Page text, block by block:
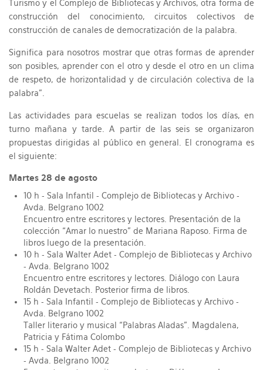
Turismo y el Complejo de Bibliotecas y Archivos, otra forma de
construcción del conocimiento, circuitos colectivos de
construcción de canales de democratización de la palabra.
Significa para nosotros mostrar que otras formas de aprender
son posibles, aprender con el otro y desde el otro en un clima
de respeto, de horizontalidad y de circulación colectiva de la
palabra”.
Las actividades para escuelas se realizan todos los días, en
turno mañana y tarde. A partir de las seis se organizaron
propuestas dirigidas al público en general. El cronograma es
el siguiente:
Martes 28 de agosto
10 h - Sala Infantil - Complejo de Bibliotecas y Archivo -
Avda. Belgrano 1002
Encuentro entre escritores y lectores. Presentación de la
colección “Amar lo nuestro” de Mariana Raposo. Firma de
libros luego de la presentación.
10 h - Sala Walter Adet - Complejo de Bibliotecas y Archivo
- Avda. Belgrano 1002
Encuentro entre escritores y lectores. Diálogo con Laura
Roldán Devetach. Posterior firma de libros.
15 h - Sala Infantil - Complejo de Bibliotecas y Archivo -
Avda. Belgrano 1002
Taller literario y musical “Palabras Aladas". Magdalena,
Patricia y Fátima Colombo
15 h - Sala Walter Adet - Complejo de Bibliotecas y Archivo
- Avda. Belgrano 1002